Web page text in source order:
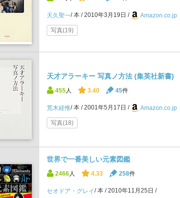
天久聖一 本 2010年3月19日 Amazon.co.jp
写真(19)
天才アラーキー 写真ノ方法 (集英社新書)
455 人 3.40 45件
荒木経惟 本 2001年5月17日 Amazon.co.jp
写真(18)
世界で一番美しい元素図鑑
2466 人 4.33 258件
セオドア・グレイ 本
2010年11月25日